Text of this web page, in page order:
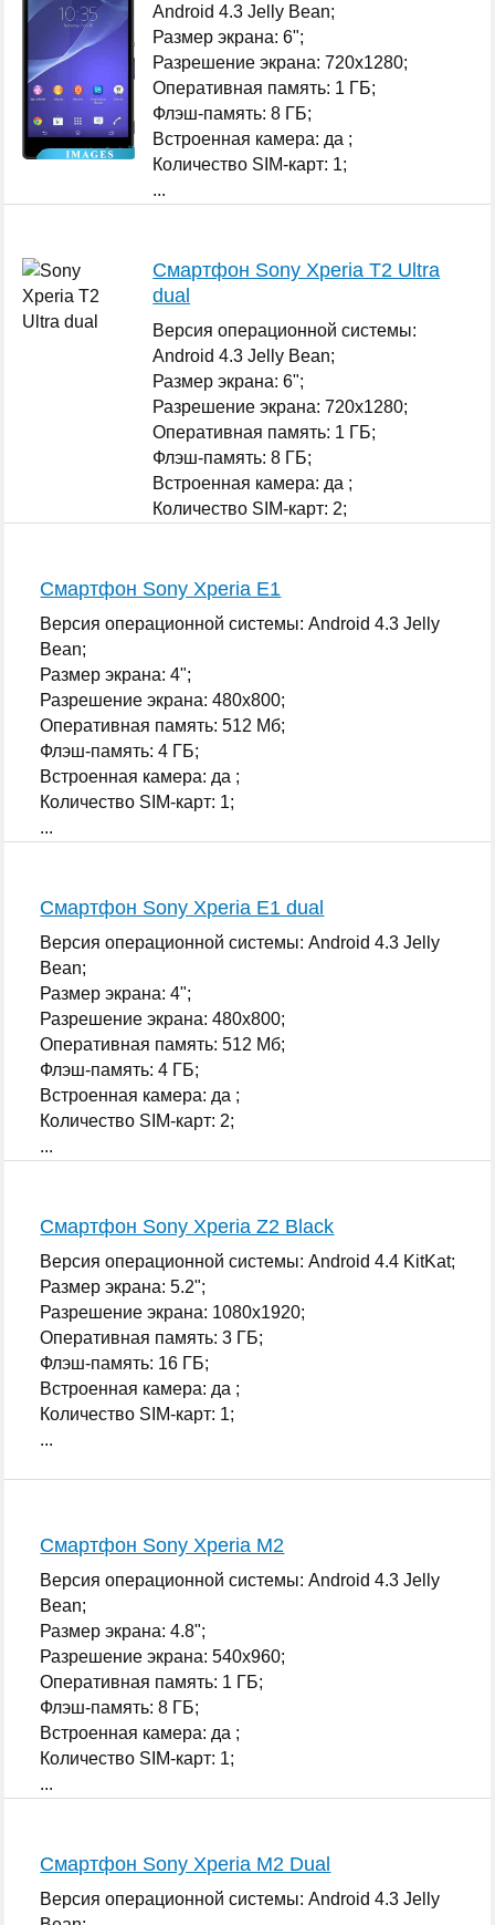
Android 4.3 Jelly Bean;
Размер экрана: 6";
Разрешение экрана: 720x1280;
Оперативная память: 1 ГБ;
Флэш-память: 8 ГБ;
Встроенная камера: да ;
Количество SIM-карт: 1;
...
Смартфон Sony Xperia T2 Ultra
dual
Версия операционной системы:
Android 4.3 Jelly Bean;
Размер экрана: 6";
Разрешение экрана: 720x1280;
Оперативная память: 1 ГБ;
Флэш-память: 8 ГБ;
Встроенная камера: да ;
Количество SIM-карт: 2;
Смартфон Sony Xperia E1
Версия операционной системы: Android 4.3 Jelly
Bean;
Размер экрана: 4";
Разрешение экрана: 480x800;
Оперативная память: 512 Мб;
Флэш-память: 4 ГБ;
Встроенная камера: да ;
Количество SIM-карт: 1;
...
Смартфон Sony Xperia E1 dual
Версия операционной системы: Android 4.3 Jelly
Bean;
Размер экрана: 4";
Разрешение экрана: 480x800;
Оперативная память: 512 Мб;
Флэш-память: 4 ГБ;
Встроенная камера: да ;
Количество SIM-карт: 2;
...
Смартфон Sony Xperia Z2 Black
Версия операционной системы: Android 4.4 KitKat;
Размер экрана: 5.2";
Разрешение экрана: 1080x1920;
Оперативная память: 3 ГБ;
Флэш-память: 16 ГБ;
Встроенная камера: да ;
Количество SIM-карт: 1;
...
Смартфон Sony Xperia M2
Версия операционной системы: Android 4.3 Jelly
Bean;
Размер экрана: 4.8";
Разрешение экрана: 540x960;
Оперативная память: 1 ГБ;
Флэш-память: 8 ГБ;
Встроенная камера: да ;
Количество SIM-карт: 1;
...
Смартфон Sony Xperia M2 Dual
Версия операционной системы: Android 4.3 Jelly